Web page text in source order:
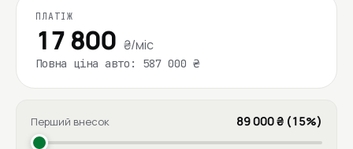
ПЛАТІЖ
17 800 ₴/міс
Повна ціна авто: 587 000 ₴
Перший внесок 89 000 ₴ (15%)